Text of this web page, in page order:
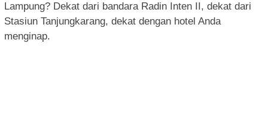
Lampung? Dekat dari bandara Radin Inten II, dekat dari
Stasiun Tanjungkarang, dekat dengan hotel Anda
menginap.